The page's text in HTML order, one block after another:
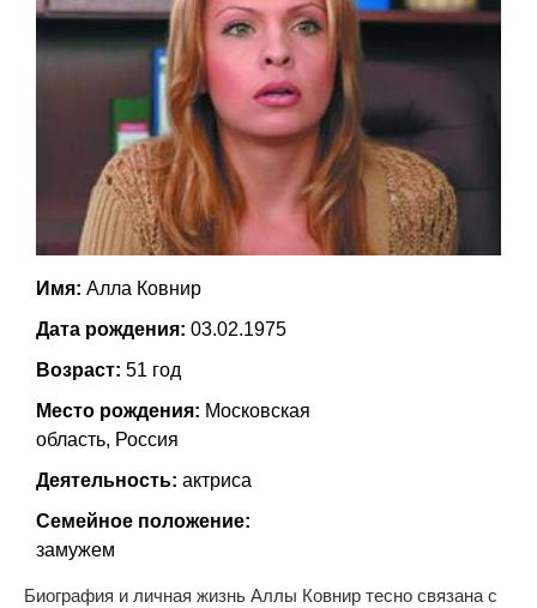
Имя: Алла Ковнир
Дата рождения: 03.02.1975
Возраст: 51 год
Место рождения: Московская
область, Россия
Деятельность: актриса
Семейное положение:
замужем
Биография и личная жизнь Аллы Ковнир тесно связана с